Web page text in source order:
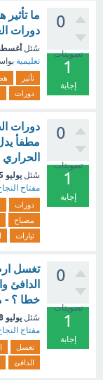
0
تصويتات
1
إجابة
ما
دورات
سُئل أغسطس
تعليمية
تأثير
دورات
0
تصويتات
1
إجابة
دورات
مطفأ
سُئل يوليو 15
مفتاح
دورات
مصباح
تيارات
0
تصويتات
1
إجابة
تغسل
الدافئ
خطا ؟ -
سُئل يوليو 8
مفتاح
تغسل
الدافئ